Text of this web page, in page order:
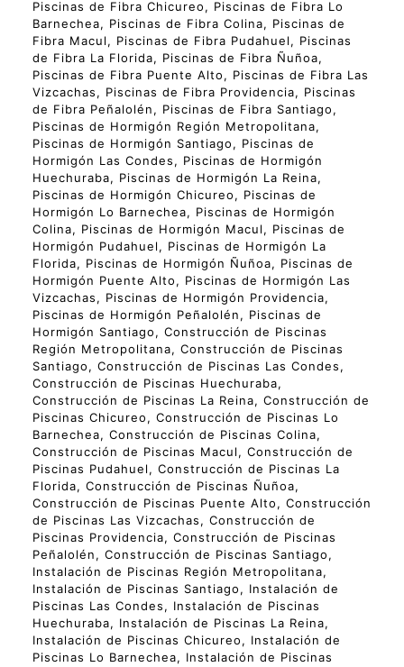
Piscinas de Fibra Chicureo, Piscinas de Fibra Lo
Barnechea, Piscinas de Fibra Colina, Piscinas de
Fibra Macul, Piscinas de Fibra Pudahuel, Piscinas
de Fibra La Florida, Piscinas de Fibra Ñuñoa,
Piscinas de Fibra Puente Alto, Piscinas de Fibra Las
Vizcachas, Piscinas de Fibra Providencia, Piscinas
de Fibra Peñalolén, Piscinas de Fibra Santiago,
Piscinas de Hormigón Región Metropolitana,
Piscinas de Hormigón Santiago, Piscinas de
Hormigón Las Condes, Piscinas de Hormigón
Huechuraba, Piscinas de Hormigón La Reina,
Piscinas de Hormigón Chicureo, Piscinas de
Hormigón Lo Barnechea, Piscinas de Hormigón
Colina, Piscinas de Hormigón Macul, Piscinas de
Hormigón Pudahuel, Piscinas de Hormigón La
Florida, Piscinas de Hormigón Ñuñoa, Piscinas de
Hormigón Puente Alto, Piscinas de Hormigón Las
Vizcachas, Piscinas de Hormigón Providencia,
Piscinas de Hormigón Peñalolén, Piscinas de
Hormigón Santiago, Construcción de Piscinas
Región Metropolitana, Construcción de Piscinas
Santiago, Construcción de Piscinas Las Condes,
Construcción de Piscinas Huechuraba,
Construcción de Piscinas La Reina, Construcción de
Piscinas Chicureo, Construcción de Piscinas Lo
Barnechea, Construcción de Piscinas Colina,
Construcción de Piscinas Macul, Construcción de
Piscinas Pudahuel, Construcción de Piscinas La
Florida, Construcción de Piscinas Ñuñoa,
Construcción de Piscinas Puente Alto, Construcción
de Piscinas Las Vizcachas, Construcción de
Piscinas Providencia, Construcción de Piscinas
Peñalolén, Construcción de Piscinas Santiago,
Instalación de Piscinas Región Metropolitana,
Instalación de Piscinas Santiago, Instalación de
Piscinas Las Condes, Instalación de Piscinas
Huechuraba, Instalación de Piscinas La Reina,
Instalación de Piscinas Chicureo, Instalación de
Piscinas Lo Barnechea, Instalación de Piscinas